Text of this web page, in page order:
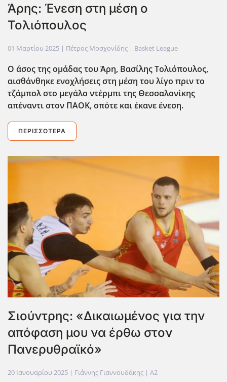
Άρης: Ένεση στη μέση ο
Τολιόπουλος
01 Μαρτίου 2025 | Πέτρος Μοσχονίδης | Basket League
Ο άσος της ομάδας του Άρη, Βασίλης Τολιόπουλος,
αισθάνθηκε ενοχλήσεις στη μέση του λίγο πριν το
τζάμπολ στο μεγάλο ντέρμπι της Θεσσαλονίκης
απέναντι στον ΠΑΟΚ, οπότε και έκανε ένεση.
ΠΕΡΙΣΣΌΤΕΡΑ
Σιούντρης: «Δικαιωμένος για την
απόφαση μου να έρθω στον
Πανερυθραϊκό»
20 Ιανουαρίου 2025 | Γιάννης Γιαννουδάκης | A2